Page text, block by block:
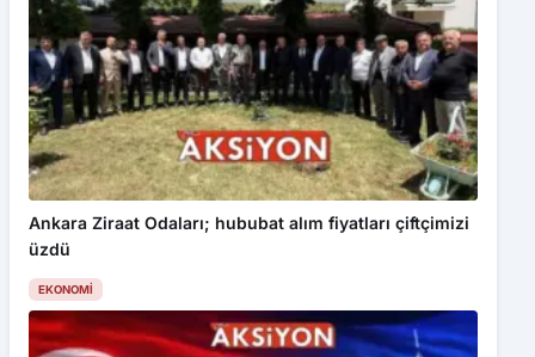
Ankara Ziraat Odaları; hububat alım fiyatları çiftçimizi
üzdü
EKONOMI